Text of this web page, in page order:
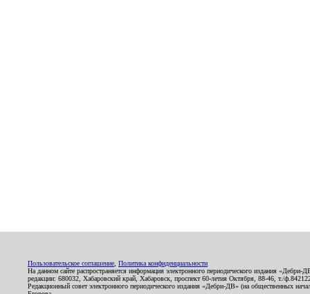
Пользовательское соглашение Политика конфиденциальности
На данном сайте распространяется информация электронного периодического издания
редакции: 680032, Хабаровский край, Хабаровск, проспект 60-летия Октября, 88-46, т./
Редакционный совет электронного периодического издания «Дебри-ДВ» (на